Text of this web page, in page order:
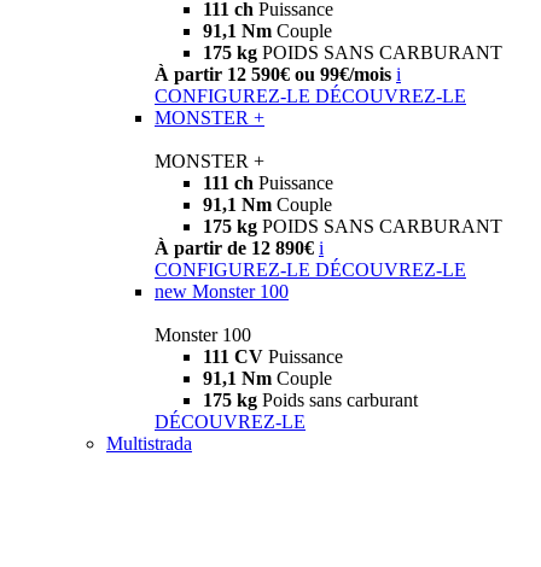
111 ch Puissance
91,1 Nm Couple
175 kg POIDS SANS CARBURANT
À partir 12 590€ ou 99€/mois i
CONFIGUREZ-LE DÉCOUVREZ-LE
MONSTER +
MONSTER +
111 ch Puissance
91,1 Nm Couple
175 kg POIDS SANS CARBURANT
À partir de 12 890€ i
CONFIGUREZ-LE DÉCOUVREZ-LE
new Monster 100
Monster 100
111 CV Puissance
91,1 Nm Couple
175 kg Poids sans carburant
DÉCOUVREZ-LE
Multistrada